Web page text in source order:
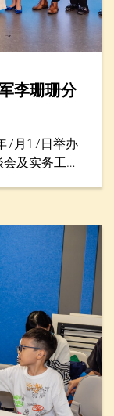
李珊珊分
7月17日举办
及实务工作
人的身份，